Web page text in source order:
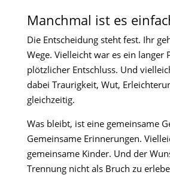
Manchmal ist es
Die Entscheidung steht fest. Ihr
Wege. Vielleicht war es ein langer
plötzlicher Entschluss. Und
dabei Traurigkeit, Wut,
gleichzeitig.
Was bleibt, ist eine gemeinsame
Gemeinsame Erinnerungen.
gemeinsame Kinder. Und der
Trennung nicht als Bruch zu